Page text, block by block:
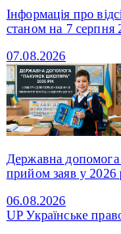
Інформація про
станом на 7 серпня
07.08.2026
Державна
прийом заяв у 2026
06.08.2026
UPУкраїнське